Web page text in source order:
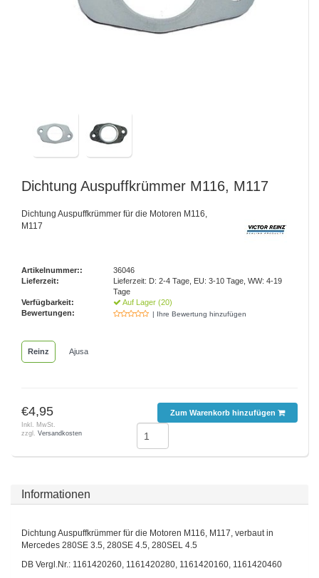
Dichtung Auspuffkrümmer M116, M117
Dichtung Auspuffkrümmer für die Motoren M116,
M117
Artikelnummer::
36046
Lieferzeit:
Lieferzeit: D: 2-4 Tage, EU: 3-10 Tage, WW: 4-19
Tage
Verfügbarkeit:
Auf Lager (20)
Bewertungen:
| Ihre Bewertung hinzufügen
Reinz Ajusa
€4,95
Inkl. MwSt.
zzgl. Versandkosten
Zum Warenkorb hinzufügen
Informationen
Dichtung Auspuffkrümmer für die Motoren M116, M117, verbaut in
Mercedes 280SE 3.5, 280SE 4.5, 280SEL 4.5
DB Vergl.Nr.: 1161420260, 1161420280, 1161420160, 1161420460